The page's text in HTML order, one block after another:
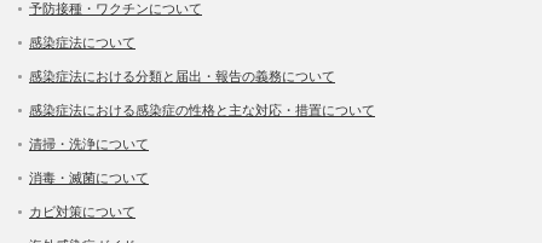
予防接種・ワクチンについて
感染症法について
感染症法における分類と届出・報告の義務について
感染症法における感染症の性格と主な対応・措置について
清掃・洗浄について
消毒・滅菌について
カビ対策について